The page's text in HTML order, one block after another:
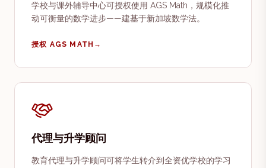
学校与课外辅导中心可授权使用 AGS Math，规模化推
动可衡量的数学进步——建基于新加坡数学法。
授权 AGS MATH →
代理与升学顾问
教育代理与升学顾问可将学生转介到全资优学校的学习